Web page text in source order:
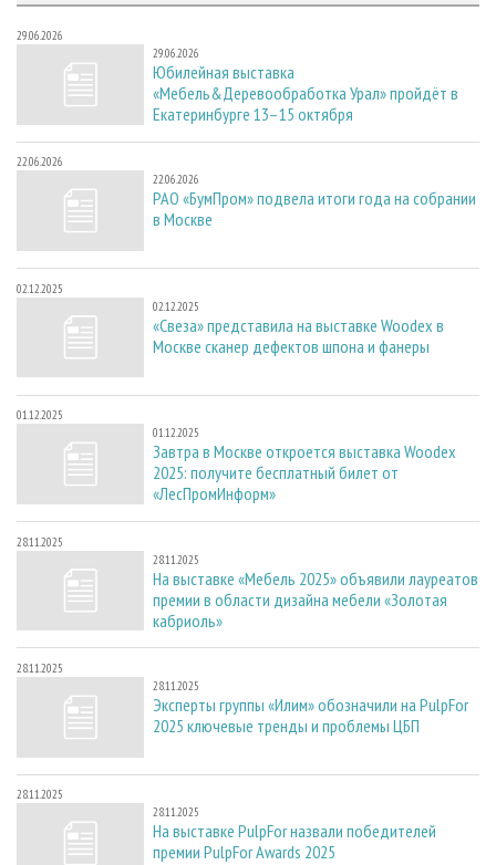
29.06.2026
29.06.2026
Юбилейная выставка
«Мебель&Деревообработка Урал» пройдёт в
Екатеринбурге 13–15 октября
22.06.2026
22.06.2026
РАО «БумПром» подвела итоги года на собрании
в Москве
02.12.2025
02.12.2025
«Свеза» представила на выставке Woodex в
Москве сканер дефектов шпона и фанеры
01.12.2025
01.12.2025
Завтра в Москве откроется выставка Woodex
2025: получите бесплатный билет от
«ЛесПромИнформ»
28.11.2025
28.11.2025
На выставке «Мебель 2025» объявили лауреатов
премии в области дизайна мебели «Золотая
кабриоль»
28.11.2025
28.11.2025
Эксперты группы «Илим» обозначили на PulpFor
2025 ключевые тренды и проблемы ЦБП
28.11.2025
28.11.2025
На выставке PulpFor назвали победителей
премии PulpFor Awards 2025